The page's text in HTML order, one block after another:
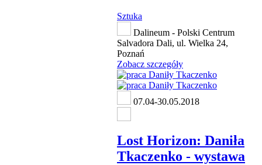
Sztuka
Dalineum - Polski Centrum
Salvadora Dali, ul. Wielka 24,
Poznań
Zobacz szczegóły
07.04-30.05.2018
Lost Horizon: Daniła
Tkaczenko - wystawa